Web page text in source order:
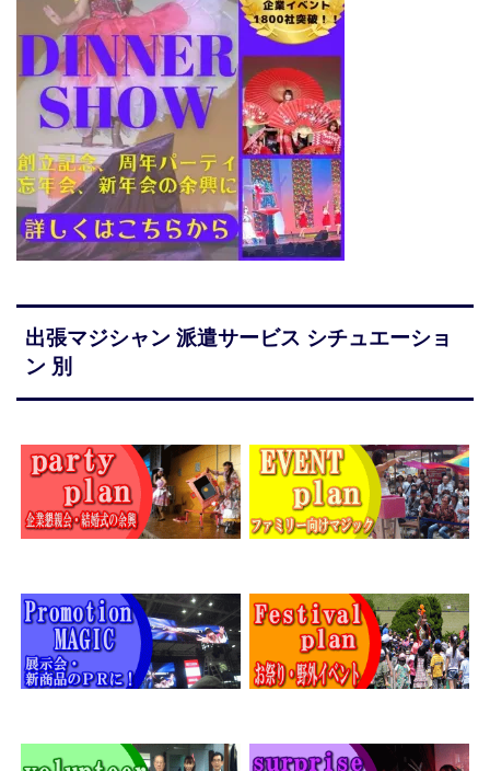
出張マジシャン 派遣サービス シチュエーショ
ン 別